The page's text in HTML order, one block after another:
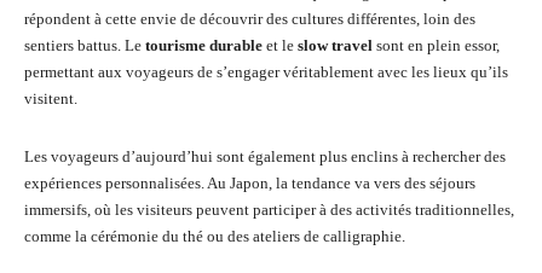
répondent à cette envie de découvrir des cultures différentes, loin des
sentiers battus. Le tourisme durable et le slow travel sont en plein essor,
permettant aux voyageurs de s’engager véritablement avec les lieux qu’ils
visitent.
Les voyageurs d’aujourd’hui sont également plus enclins à rechercher des
expériences personnalisées. Au Japon, la tendance va vers des séjours
immersifs, où les visiteurs peuvent participer à des activités traditionnelles,
comme la cérémonie du thé ou des ateliers de calligraphie.